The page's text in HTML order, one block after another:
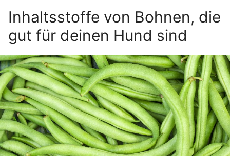
Inhaltsstoffe von Bohnen, die
gut für deinen Hund sind